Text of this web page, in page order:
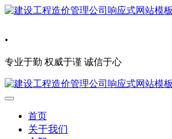
.
专业于勤 权威于谨 诚信于心
首页
关于我们